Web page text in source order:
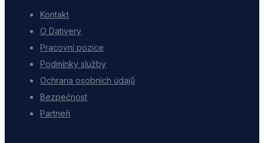
Kontakt
O Dativery
Pracovní pozice
Podmínky služby
Ochrana osobních údajů
Bezpečnost
Partneři